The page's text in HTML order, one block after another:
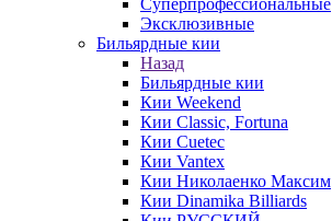
Суперпрофессиональные
Эксклюзивные
Бильярдные кии
Назад
Бильярдные кии
Кии Weekend
Кии Classic, Fortuna
Кии Cuetec
Кии Vantex
Кии Николаенко Максим
Кии Dinamika Billiards